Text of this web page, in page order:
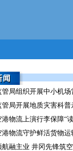
管局组织开展中小机
管局开展地质灾害科
港物流上演行李保障“
港物流守护鲜活货物运
航融主业 井冈先锋筑